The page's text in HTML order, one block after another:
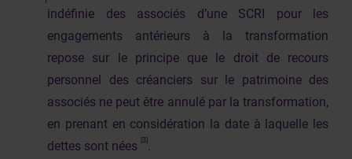
indéfinie des associés d’une SCRI pour les
engagements antérieurs à la transformation
repose sur le principe que le droit de recours
personnel des créanciers sur le patrimoine des
associés ne peut être annulé par la transformation,
en prenant en considération la date à laquelle les
dettes sont nées [3] .